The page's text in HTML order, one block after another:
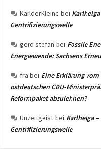
KarlderKleine bei
Gentrifizierungswelle
gerd stefan bei Fossile
Energiewende: Sachsens
fra bei Eine Erklärung vom
ostdeutschen CDU-
Reformpaket abzulehnen?
Unzeitgeist bei Karlhelga
Gentrifizierungswelle